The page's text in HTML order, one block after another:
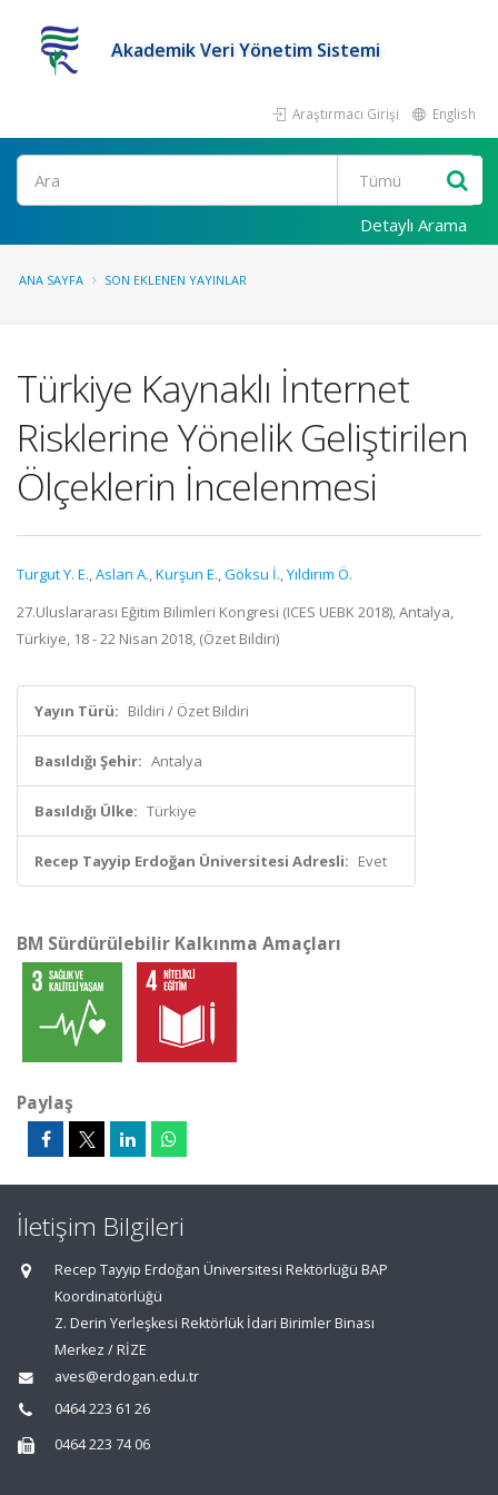
Akademik Veri Yönetim Sistemi
Araştırmacı Girişi English
Ara
Detaylı Arama
ANA SAYFA SON EKLENEN YAYINLAR
Türkiye Kaynaklı İnternet
Risklerine Yönelik Geliştirilen
Ölçeklerin İncelenmesi
Turgut Y. E.,Aslan A.,Kurşun E.,Göksu İ.,Yıldırım Ö.
27.Uluslararası Eğitim Bilimleri Kongresi (ICES UEBK 2018), Antalya,
Türkiye, 18 - 22 Nisan 2018, (Özet Bildiri)
Yayın Türü: Bildiri / Özet Bildiri
Basıldığı Şehir: Antalya
Basıldığı Ülke: Türkiye
Recep Tayyip Erdoğan Üniversitesi Adresli: Evet
BM Sürdürülebilir Kalkınma Amaçları
Paylaş
İletişim Bilgileri
Recep Tayyip Erdoğan Üniversitesi Rektörlüğü BAP
Koordinatörlüğü
Z. Derin Yerleşkesi Rektörlük İdari Birimler Binası
Merkez / RİZE
aves@erdogan.edu.tr
0464 223 61 26
0464 223 74 06